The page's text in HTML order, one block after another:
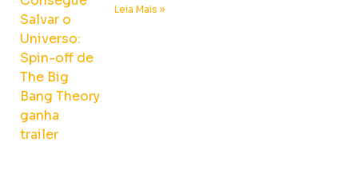
Leia Mais »